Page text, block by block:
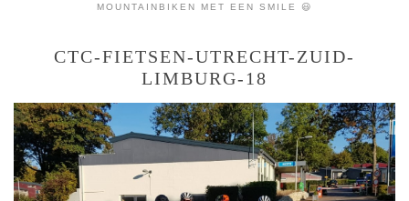
MOUNTAINBIKEN MET EEN SMILE 😃
CTC-FIETSEN-UTRECHT-ZUID-
LIMBURG-18